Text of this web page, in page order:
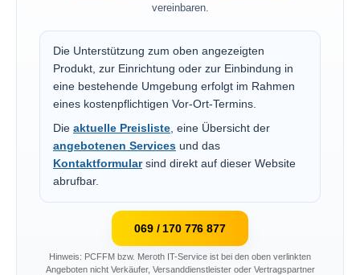
vereinbaren.
Die Unterstützung zum oben angezeigten
Produkt, zur Einrichtung oder zur Einbindung in
eine bestehende Umgebung erfolgt im Rahmen
eines kostenpflichtigen Vor-Ort-Termins.
Die aktuelle Preisliste , eine Übersicht der
angebotenen Services und das
Kontaktformularsind direkt auf dieser Website
abrufbar.
069 / 170 776 877
Hinweis: PCFFM bzw. Meroth IT-Service ist bei den oben verlinkten
Angeboten nicht Verkäufer, Versanddienstleister oder Vertragspartner